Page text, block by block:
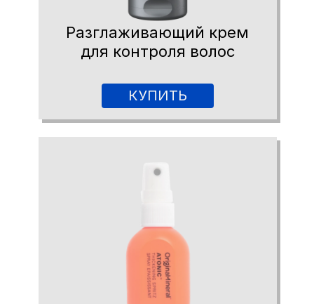
КУПИТЬ
Разглаживающий крем
для контроля волос